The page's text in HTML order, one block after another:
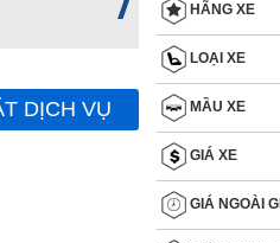
DỊCH VỤ
HÃNG XE
LOẠI XE
MẦU XE
GIÁ XE
GIÁ NGOÀI